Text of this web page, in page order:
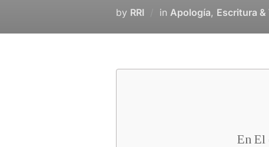
by RRI in Apología, Escritura &
En El